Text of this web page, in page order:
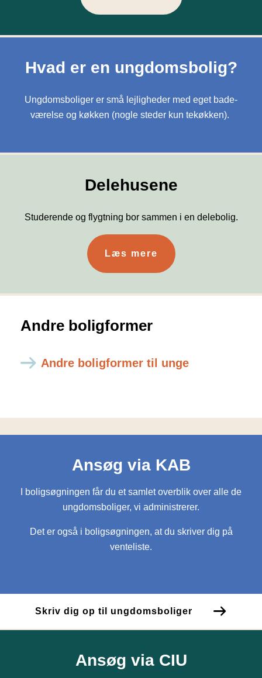
Hvad er en ungdomsbolig?
Ungdomsboliger er små lejligheder med eget bade-
værelse og køkken (nogle steder kun tekøkken).
Delehusene
Studerende og flygtning bor sammen i en delebolig.
Læs mere
Andre boligformer
Andre boligformer til unge
Ansøg via KAB
I boligsøgningen får du et samlet overblik over alle de
ungdomsboliger, vi administrerer.
Det er også i boligsøgningen, at du skriver dig på
venteliste.
Skriv dig op til ungdomsboliger
Ansøg via CIU